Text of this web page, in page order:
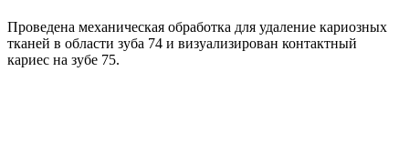
Проведена механическая обработка для удаление кариозных
тканей в области зуба 74 и визуализирован контактный
кариес на зубе 75.